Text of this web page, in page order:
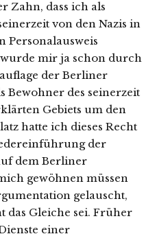
Zahn, dass ich als
von den Nazis in
Personalausweis
mir ja schon durch
der Berliner
Bewohner des seinerzeit
Gebiets um den
hatte ich dieses Recht
der
dem Berliner
gewöhnen müssen
gelauscht,
das Gleiche sei. Früher
einer